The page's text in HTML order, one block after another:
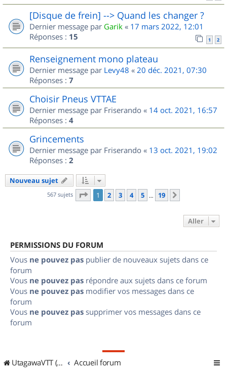
[Disque de frein] --> Quand les changer ?
Dernier message par Garik « 17 mars 2022, 12:01
Réponses : 15 1 2
Renseignement mono plateau
Dernier message par Levy48 « 20 déc. 2021, 07:30
Réponses : 7
Choisir Pneus VTTAE
Dernier message par Friserando « 14 oct. 2021, 16:57
Réponses : 4
Grincements
Dernier message par Friserando « 13 oct. 2021, 19:02
Réponses : 2
Nouveau sujet
567 sujets Page 1sur
1 2 3 4 5 … 19
Aller
PERMISSIONS DU FORUM
Vous ne pouvez pas publier de nouveaux sujets dans ce
forum
Vous ne pouvez pas répondre aux sujets dans ce forum
Vous ne pouvez pas modifier vos messages dans ce
forum
Vous ne pouvez pas supprimer vos messages dans ce
forum
UtagawaVTT (Randos VTT et VTTAE avec traces GPS) Accueil forum